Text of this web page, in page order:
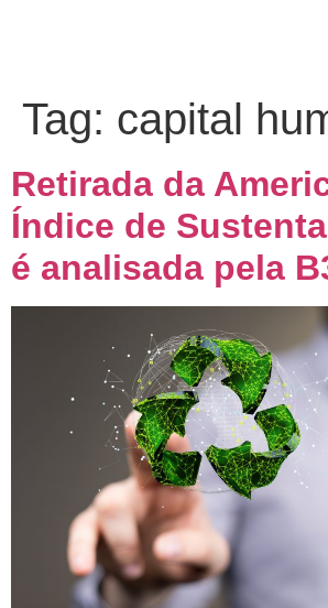
Tag: capital
Retirada da
Índice de
é analisada pela